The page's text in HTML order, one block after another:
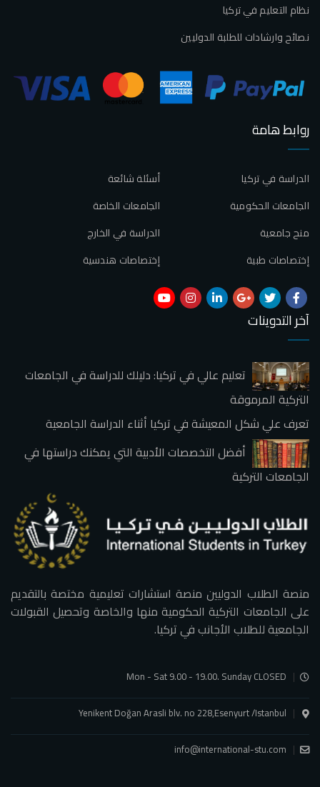
نظام التعليم في تركيا
نصائح وارشادات للطلبة الدوليين
روابط هامة
أسئلة شائعة
الدراسة في تركيا
الجامعات الخاصة
الجامعات الحكومية
الدراسة في الخارج
منح جامعية
إختصاصات هندسية
إختصاصات طبية
آخر التدوينات
تعليم عالي في تركيا: دليلك للدراسة في الجامعات
التركية المرموقة
تعرف علي شكل المعيشة في تركيا أثناء الدراسة الجامعية
أفضل التخصصات الأدبية التي يمكنك دراستها في
الجامعات التركية
منصة الطلاب الدوليين منصة استشارات تعليمية مختصة بالتقديم
على الجامعات التركية الحكومية منها والخاصة وتحصيل القبولات
الجامعية للطلاب الأجانب في تركيا.
Mon - Sat 9.00 - 19.00. Sunday CLOSED
Yenikent Doğan Arasli blv. no 228,Esenyurt /Istanbul
info@international-stu.com